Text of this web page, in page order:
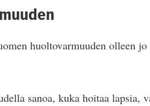
huoltovarmuuden olleen
sanoa, kuka hoitaa lapsia,